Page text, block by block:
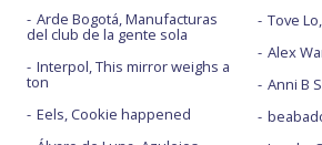
Arde Bogotá, Manufacturas
del club de la gente sola
Interpol, This mirror weighs a
ton
Eels, Cookie happened
Tove
Alex
Anni B